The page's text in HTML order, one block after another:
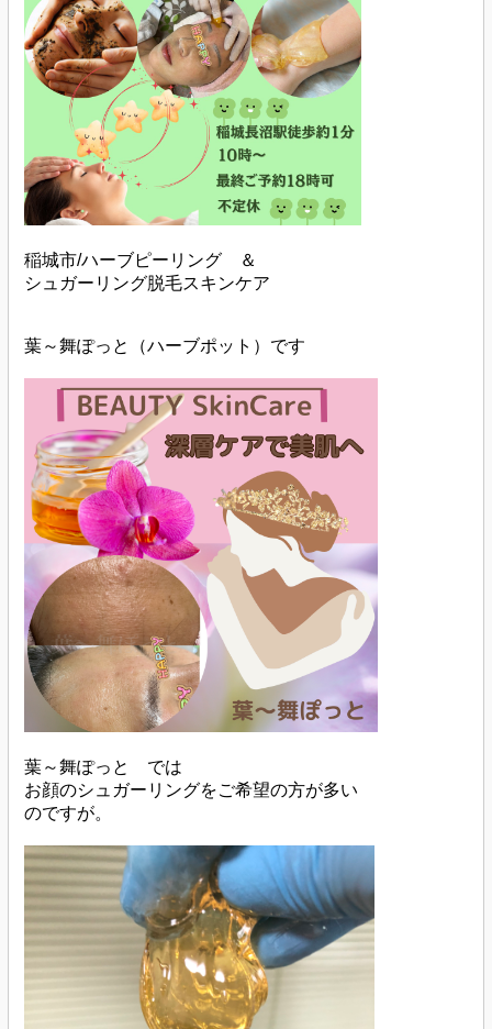
稲城市/ハーブピーリング ＆
シュガーリング脱毛スキンケア
葉～舞ぽっと（ハーブポット）です
葉～舞ぽっと では
お顔のシュガーリングをご希望の方が多い
のですが。